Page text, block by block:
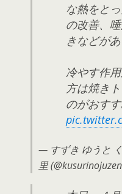
な熱をと
の改善、
きなどが
冷やす作
方は焼き
のがおす
— すずき ゆうと
里